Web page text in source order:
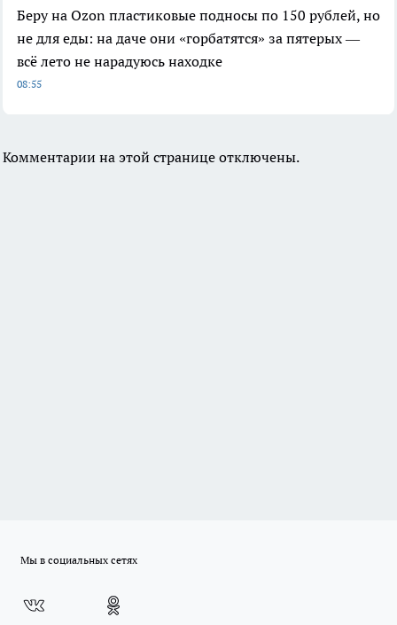
Беру на Ozon пластиковые подносы по 150 рублей, но
не для еды: на даче они «горбатятся» за пятерых —
всё лето не нарадуюсь находке
08:55
Комментарии на этой странице отключены.
Мы в социальных сетях